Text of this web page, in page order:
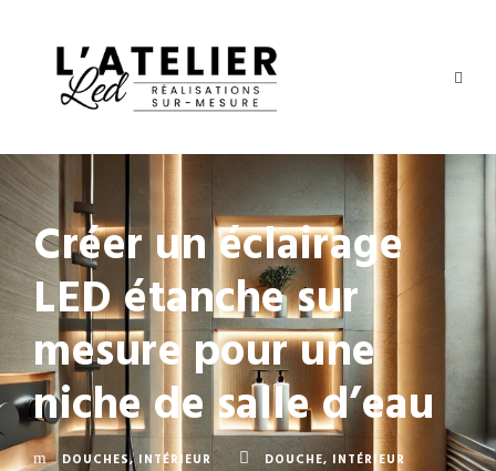
Créer un éclairage
LED étanche sur
mesure pour une
niche de salle d’eau
DOUCHES, INTÉRIEUR DOUCHE, INTÉRIEUR